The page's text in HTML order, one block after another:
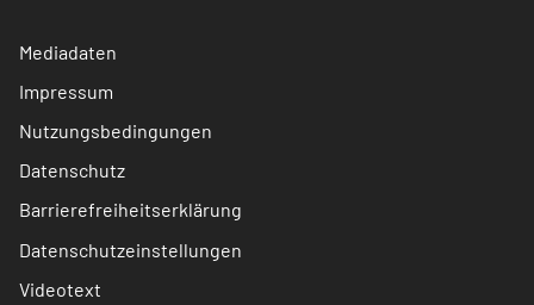
Mediadaten
Impressum
Nutzungsbedingungen
Datenschutz
Barrierefreiheitserklärung
Datenschutzeinstellungen
Videotext